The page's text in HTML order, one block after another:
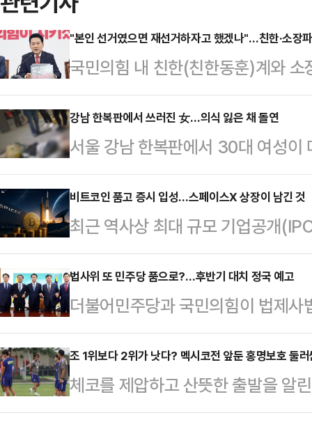
"본인 선거였으면 재선거하자고 했겠나"…친한·소장
국민의힘 내 친한(친한동훈)계와
밟기 위한 당 지도부의 전국 6개 지
친한계 박정훈 국민의힘 의원은 16
거가 끝난 지 14일 만에 해야 하기
원들 의견은 들어야 했다"며 "의원
이지만 당 지도부는 민심과 다르게
과 맞는지 스크린 하는 과정이 필
다르게 장…
강남 한복판에서 쓰러진 女…의식 잃은 채 돌연
서울 강남 한복판에서 30대 여성이
찰이 수사에 착수했다.15일 MBC
관리법 위반 혐의를 받는 30대 여
씨는 전날 오후 10시쯤 서울 서초
상태로 발견됐다.당시 A씨가 들고
병 여러 개가 쏟아져 나왔으며 해당
다. 쇼핑백 안에는 주사기도 함께
신고한 시민은…
비트코인 품고 증시 입성…스페이스X 상장이 남긴 것
최근 역사상 최대 규모 기업공개
계의 관심이 높아지고 있다.단순히
것이 아니라 우주·위성 사업을 영
을 재무자산으로 보유한 채 상장했
가상자산업계에 따르면 스페이스
유하고 있다고 공개했다.현재 시세
모다.시장에서는 보유 규모 자체보
다.그동안 기업…
법사위 또 민주당 품으로?…후반기 대치 정국 예고
더불어민주당과 국민의힘이 법제
민주당이 다수 의석을 앞세워 이번
이 나온다. 이에 따라 국회 후반기
이를 저지하려는 국민의힘이 맞서
병도 원내대표는 15일 최고위원회
조 1위보다 2위가 낫다? 멕시코전 앞둔 홍명보호 둘
체코를 제압하고 산뜻한 출발을 알
졌다.홍명보 감독이 이끄는 축구대